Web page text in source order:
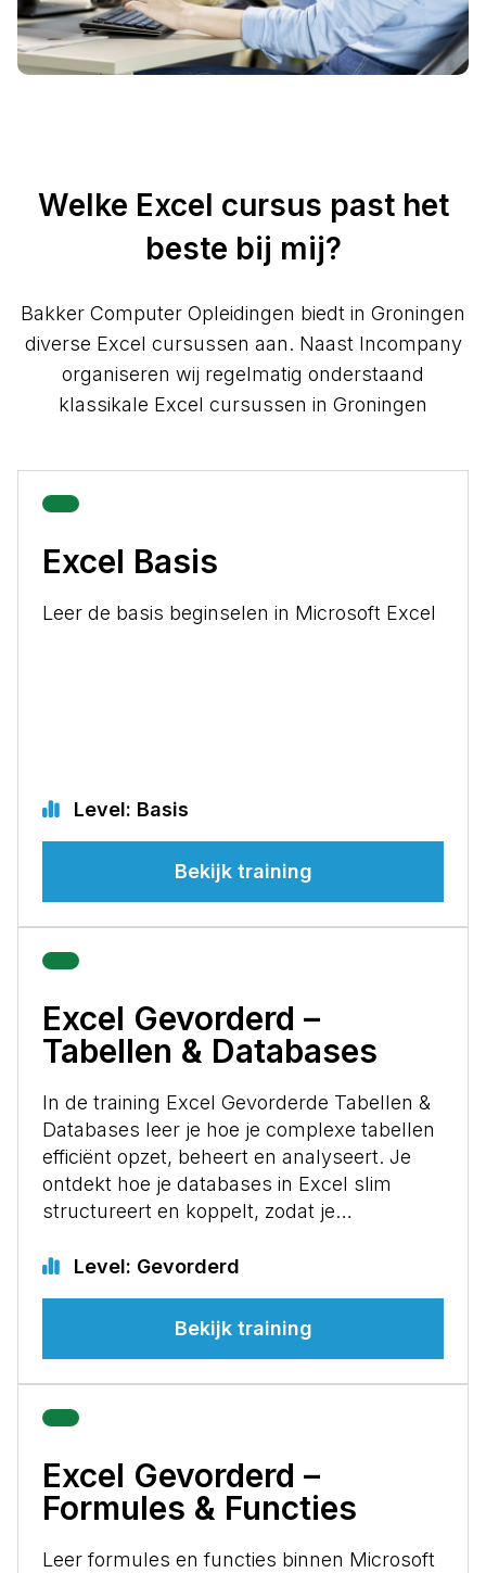
Welke Excel cursus past het
beste bij mij?
Bakker Computer Opleidingen biedt in Groningen
diverse Excel cursussen aan. Naast Incompany
organiseren wij regelmatig onderstaand
klassikale Excel cursussen in Groningen
Excel Basis
Leer de basis beginselen in Microsoft Excel
Level: Basis
Bekijk training
Excel Gevorderd –
Tabellen & Databases
In de training Excel Gevorderde Tabellen &
Databases leer je hoe je complexe tabellen
efficiënt opzet, beheert en analyseert. Je
ontdekt hoe je databases in Excel slim
structureert en koppelt, zodat je…
Level: Gevorderd
Bekijk training
Excel Gevorderd –
Formules & Functies
Leer formules en functies binnen Microsoft